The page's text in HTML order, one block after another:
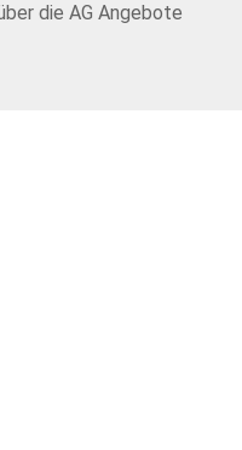
die AG Angebote